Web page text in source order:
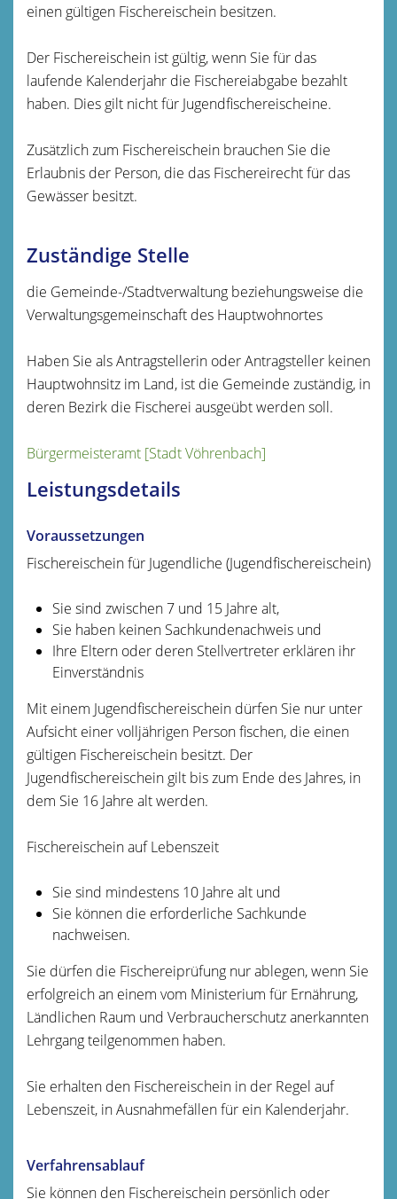
einen gültigen Fischereischein besitzen.
Der Fischereischein ist gültig, wenn Sie für das
laufende Kalenderjahr die Fischereiabgabe bezahlt
haben. Dies gilt nicht für Jugendfischereischeine.
Zusätzlich zum Fischereischein brauchen Sie die
Erlaubnis der Person, die das Fischereirecht für das
Gewässer besitzt.
Zuständige Stelle
die Gemeinde-/Stadtverwaltung beziehungsweise die
Verwaltungsgemeinschaft des Hauptwohnortes
Haben Sie als Antragstellerin oder Antragsteller keinen
Hauptwohnsitz im Land, ist die Gemeinde zuständig, in
deren Bezirk die Fischerei ausgeübt werden soll.
Bürgermeisteramt [Stadt Vöhrenbach]
Leistungsdetails
Voraussetzungen
Fischereischein für Jugendliche (Jugendfischereischein)
Sie sind zwischen 7 und 15 Jahre alt,
Sie haben keinen Sachkundenachweis und
Ihre Eltern oder deren Stellvertreter erklären ihr
Einverständnis
Mit einem Jugendfischereischein dürfen Sie nur unter
Aufsicht einer volljährigen Person fischen, die einen
gültigen Fischereischein besitzt. Der
Jugendfischereischein gilt bis zum Ende des Jahres, in
dem Sie 16 Jahre alt werden.
Fischereischein auf Lebenszeit
Sie sind mindestens 10 Jahre alt und
Sie können die erforderliche Sachkunde
nachweisen.
Sie dürfen die Fischereiprüfung nur ablegen, wenn Sie
erfolgreich an einem vom Ministerium für Ernährung,
Ländlichen Raum und Verbraucherschutz anerkannten
Lehrgang teilgenommen haben.
Sie erhalten den Fischereischein in der Regel auf
Lebenszeit, in Ausnahmefällen für ein Kalenderjahr.
Verfahrensablauf
Sie können den Fischereischein persönlich oder